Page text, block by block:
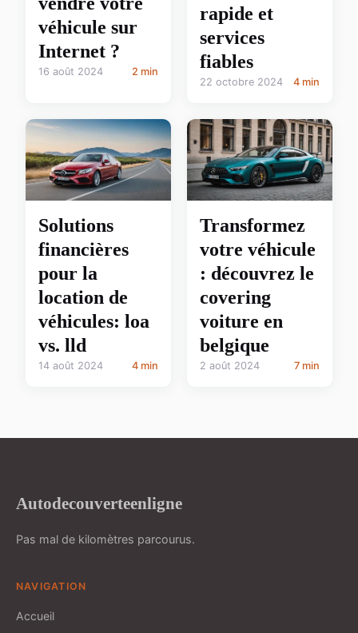
véhicule sur
Internet ?
16 août 2024 2 min
rapide et
services
fiables
22 octobre 2024 4 min
Solutions
financières
pour la
location de
véhicules: loa
vs. lld
14 août 2024 4 min
Transformez
votre véhicule
: découvrez le
covering
voiture en
belgique
2 août 2024 7 min
Autodecouverteenligne
Pas mal de kilomètres parcourus.
NAVIGATION
Accueil